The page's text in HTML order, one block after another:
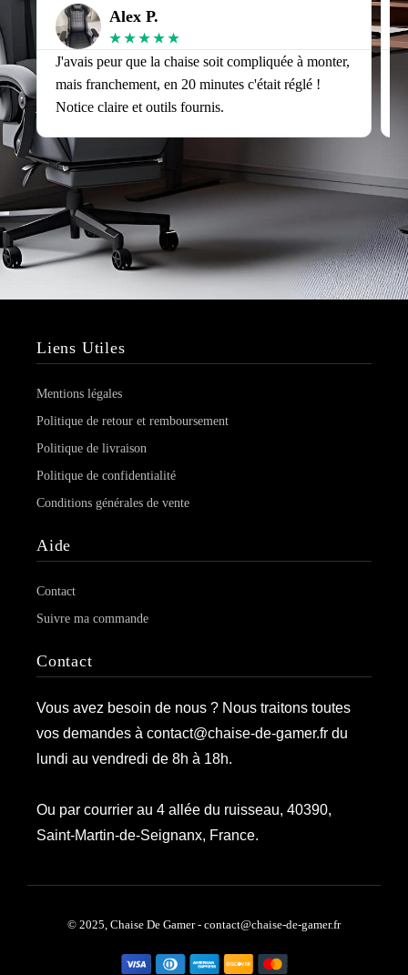
Alex P.
★ ★ ★ ★ ★
J'avais peur que la chaise soit compliquée à monter,
mais franchement, en 20 minutes c'était réglé !
Notice claire et outils fournis.
Liens Utiles
Mentions légales
Politique de retour et remboursement
Politique de livraison
Politique de confidentialité
Conditions générales de vente
Aide
Contact
Suivre ma commande
Contact
Vous avez besoin de nous ? Nous traitons toutes
vos demandes à contact@chaise-de-gamer.fr du
lundi au vendredi de 8h à 18h.
Ou par courrier au 4 allée du ruisseau, 40390,
Saint-Martin-de-Seignanx, France.
© 2025, Chaise De Gamer - contact@chaise-de-gamer.fr